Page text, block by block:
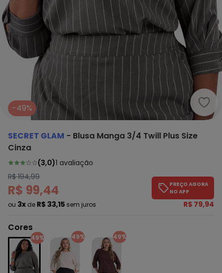
-49%
SECRET GLAM - Blusa Manga 3/4 Twill Plus Size
Cinza
(3,0)1 avaliação
R$ 194,99
R$ 99,44
ou 3x de R$ 33,15 sem juros
PREÇO AGORA
NO APP
R$ 79,94
Cores
49% 49% 49%